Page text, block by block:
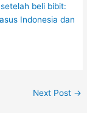
beli bibit:
Indonesia dan
Next Post →